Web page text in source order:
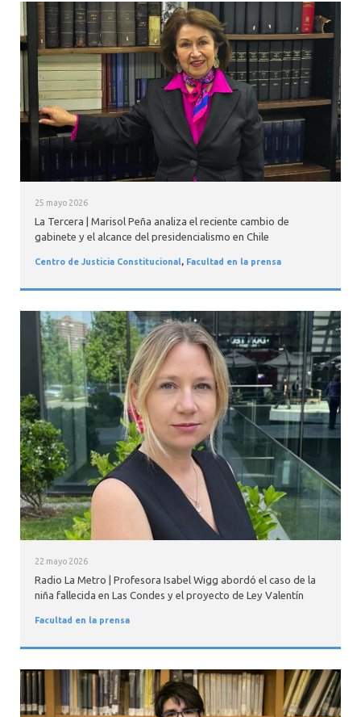
25 mayo 2026
La Tercera | Marisol Peña analiza el reciente cambio de
gabinete y el alcance del presidencialismo en Chile
Centro de Justicia Constitucional, Facultad en la prensa
22 mayo 2026
Radio La Metro | Profesora Isabel Wigg abordó el caso de la
niña fallecida en Las Condes y el proyecto de Ley Valentín
Facultad en la prensa